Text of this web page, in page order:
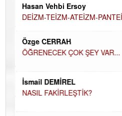
Hasan Vehbi Ersoy
DEİZM-TEİZM-ATEİZM-
Özge CERRAH
ÖĞRENECEK ÇOK ŞEY VAR...
İsmail DEMİREL
NASIL FAKİRLEŞTİK?